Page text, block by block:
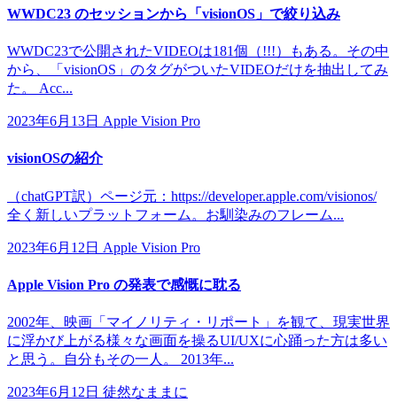
WWDC23 のセッションから「visionOS」で絞り込み
WWDC23で公開されたVIDEOは181個（!!!）もある。その中
から、「visionOS」のタグがついたVIDEOだけを抽出してみ
た。 Acc...
2023年6月13日 Apple Vision Pro
visionOSの紹介
（chatGPT訳）ページ元：https://developer.apple.com/visionos/
全く新しいプラットフォーム。お馴染みのフレーム...
2023年6月12日 Apple Vision Pro
Apple Vision Pro の発表で感慨に耽る
2002年、映画「マイノリティ・リポート」を観て、現実世界
に浮かび上がる様々な画面を操るUI/UXに心踊った方は多い
と思う。自分もその一人。 2013年...
2023年6月12日 徒然なままに